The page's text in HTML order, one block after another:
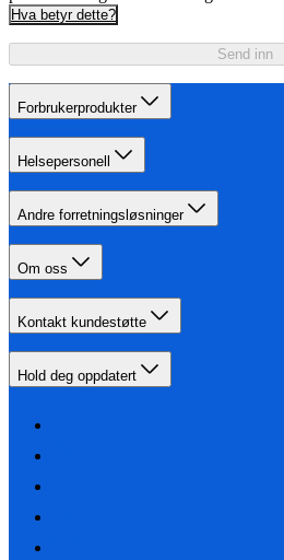
Hva betyr dette?
Send inn
Forbrukerprodukter
Helsepersonell
Andre forretningsløsninger
Om oss
Kontakt kundestøtte
Hold deg oppdatert